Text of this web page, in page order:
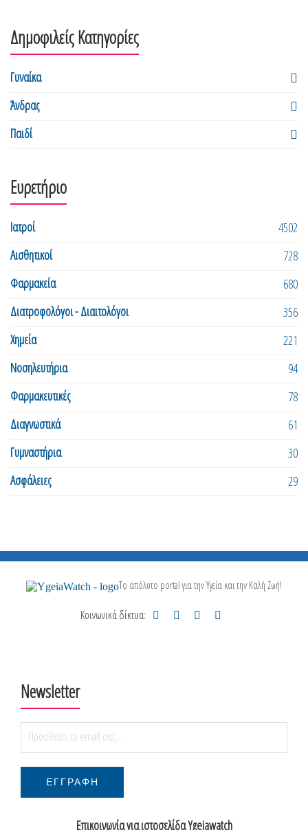
Δημοφιλείς Κατηγορίες
Γυναίκα
Άνδρας
Παιδί
Ευρετήριο
Ιατροί
4502
Αισθητικοί
728
Φαρμακεία
680
Διατροφολόγοι - Διαιτολόγοι
356
Χημεία
221
Νοσηλευτήρια
94
Φαρμακευτικές
78
Διαγνωστικά
61
Γυμναστήρια
30
Ασφάλειες
29
Το απόλυτο portal για την Υγεία και την Καλή Ζωή!
Κοινωνικά δίκτυα:
Newsletter
Επικοινωνία για ιστοσελίδα Ygeiawatch